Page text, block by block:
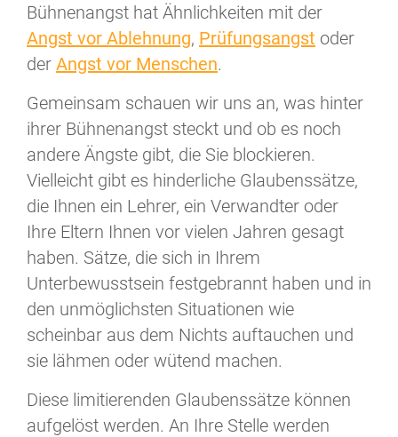
Bühnenangst hat Ähnlichkeiten mit der
Angst vor Ablehnung, Prüfungsangst oder
der Angst vor Menschen.
Gemeinsam schauen wir uns an, was hinter
ihrer Bühnenangst steckt und ob es noch
andere Ängste gibt, die Sie blockieren.
Vielleicht gibt es hinderliche Glaubenssätze,
die Ihnen ein Lehrer, ein Verwandter oder
Ihre Eltern Ihnen vor vielen Jahren gesagt
haben. Sätze, die sich in Ihrem
Unterbewusstsein festgebrannt haben und in
den unmöglichsten Situationen wie
scheinbar aus dem Nichts auftauchen und
sie lähmen oder wütend machen.
Diese limitierenden Glaubenssätze können
aufgelöst werden. An Ihre Stelle werden